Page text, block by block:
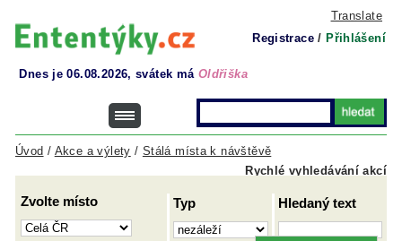
Translate
Registrace / Přihlášení
Dnes je 06.08.2026, svátek má Oldřiška
Rychlé vyhledávání akcí
Úvod / Akce a výlety / Stálá místa k návštěvě
Zvolte místo Typ Hledaný text